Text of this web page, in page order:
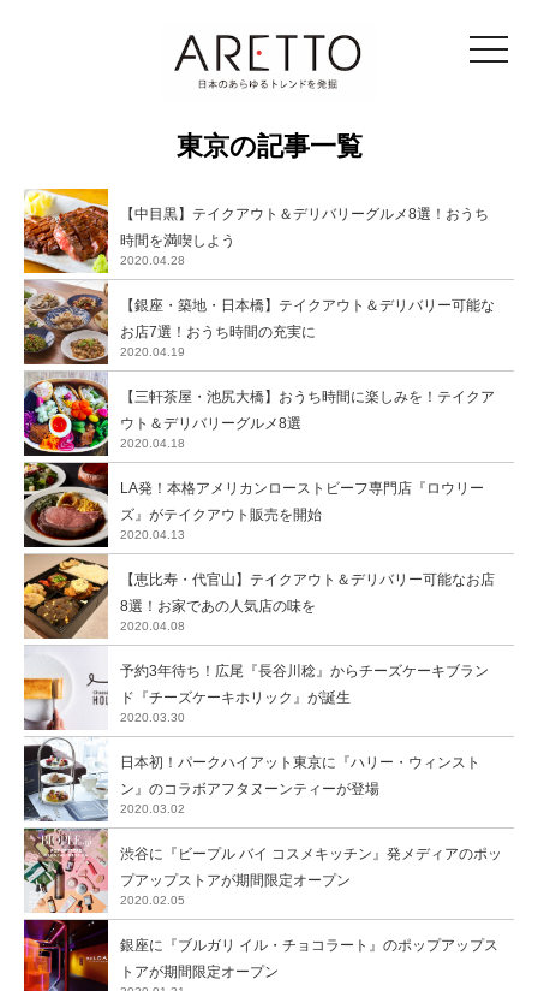
toggle
東京の記事一覧
【中目黒】テイクアウト＆デリバリーグルメ8選！おうち
時間を満喫しよう
2020.04.28
【銀座・築地・日本橋】テイクアウト＆デリバリー可能な
お店7選！おうち時間の充実に
2020.04.19
【三軒茶屋・池尻大橋】おうち時間に楽しみを！テイクア
ウト＆デリバリーグルメ8選
2020.04.18
LA発！本格アメリカンローストビーフ専門店『ロウリー
ズ』がテイクアウト販売を開始
2020.04.13
【恵比寿・代官山】テイクアウト＆デリバリー可能なお店
8選！お家であの人気店の味を
2020.04.08
予約3年待ち！広尾『長谷川稔』からチーズケーキブラン
ド『チーズケーキホリック』が誕生
2020.03.30
日本初！パークハイアット東京に『ハリー・ウィンスト
ン』のコラボアフタヌーンティーが登場
2020.03.02
渋谷に『ビープル バイ コスメキッチン』発メディアのポッ
プアップストアが期間限定オープン
2020.02.05
銀座に『ブルガリ イル・チョコラート』のポップアップス
トアが期間限定オープン